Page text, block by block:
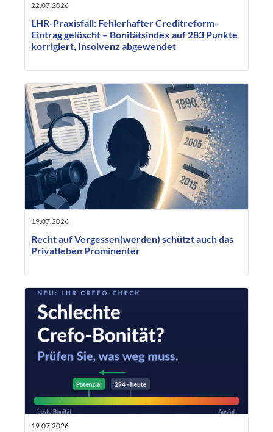
22.07.2026
LHR-Praxisfall: Fehlerhafter Creditreform-
Eintrag gelöscht – Bonitätsindex auf 283 Punkte
korrigiert, Insolvenz abgewendet
19.07.2026
Recht auf Vergessen(werden) schützt auch das
Privatleben Prominenter
19.07.2026